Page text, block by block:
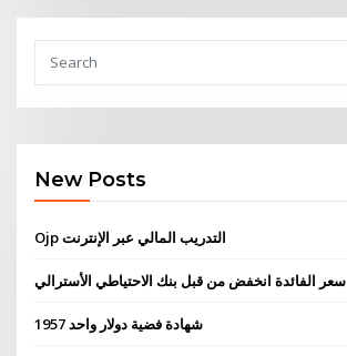
New Posts
Ojp التدريب المالي عبر الإنترنت
سعر الفائدة انخفض من قبل بنك الاحتياطي الأسترالي
شهادة فضية دولار واحد 1957